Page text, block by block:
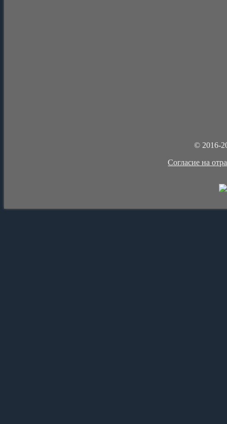
© 2016-
Cогласие на